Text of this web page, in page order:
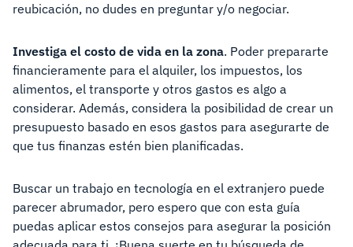
reubicación, no dudes en preguntar y/o negociar.
Investiga el costo de vida en la zona. Poder prepararte
financieramente para el alquiler, los impuestos, los
alimentos, el transporte y otros gastos es algo a
considerar. Además, considera la posibilidad de crear un
presupuesto basado en esos gastos para asegurarte de
que tus finanzas estén bien planificadas.
Buscar un trabajo en tecnología en el extranjero puede
parecer abrumador, pero espero que con esta guía
puedas aplicar estos consejos para asegurar la posición